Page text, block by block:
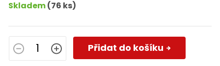
Skladem(76 ks)
Měrná
cena:
Přidat do košíku